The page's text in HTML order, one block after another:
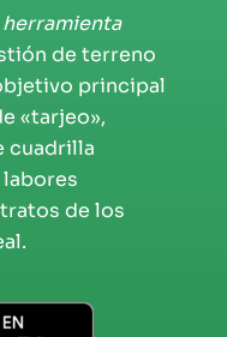
herramienta
de terreno
principal
«tarjeo»,
cuadrilla
de los